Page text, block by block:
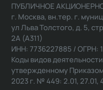
ПУБЛИЧНОЕ
г. Москва, вн.тер. г.
ул Льва Толстого, д. 5,
2А (А311)
ИНН: 7736227885 / ОГРН:
Коды видов
утвержденному
2023 г. № 449: 2.01, 27.01,